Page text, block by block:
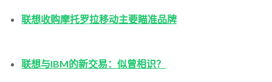
联想收购摩托罗拉移动主要瞄准品牌
联想与IBM的新交易：似曾相识？